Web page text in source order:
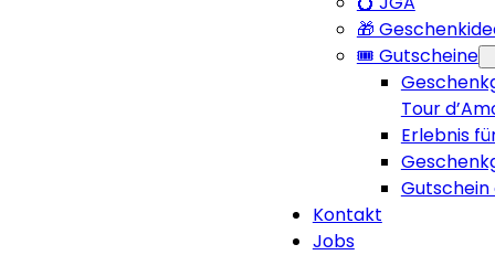
🎁
🎟️ Gutscheine
Tour
Erlebnis
Gutschein
Kontakt
Jobs